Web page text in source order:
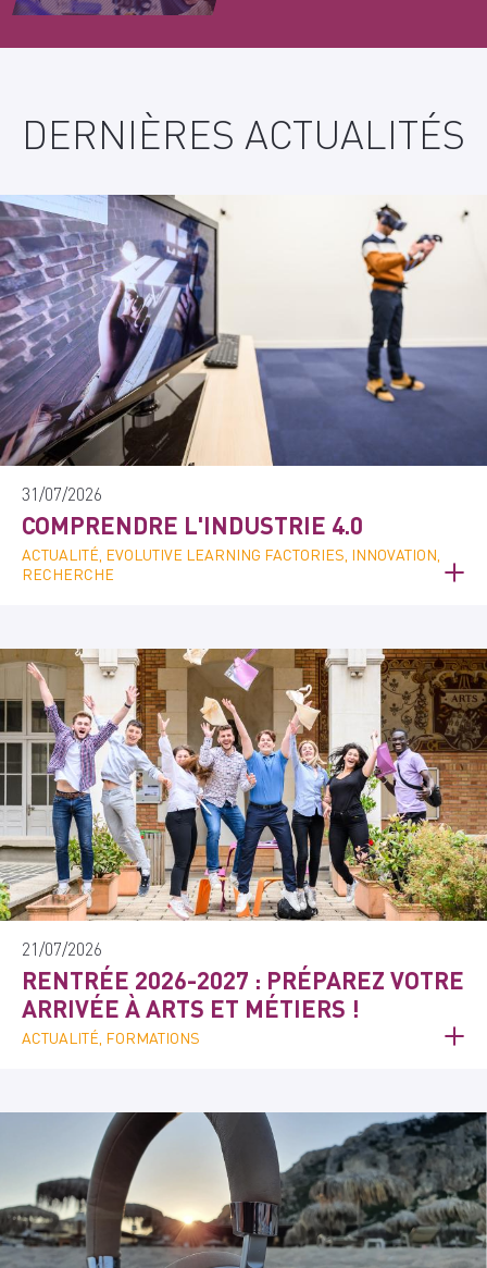
DERNIÈRES ACTUALITÉS
31/07/2026
COMPRENDRE L'INDUSTRIE 4.0
ACTUALITÉ, EVOLUTIVE LEARNING FACTORIES, INNOVATION,
RECHERCHE
21/07/2026
RENTRÉE 2026-2027 : PRÉPAREZ VOTRE
ARRIVÉE À ARTS ET MÉTIERS !
ACTUALITÉ, FORMATIONS